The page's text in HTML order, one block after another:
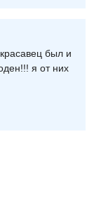
был и
я от них